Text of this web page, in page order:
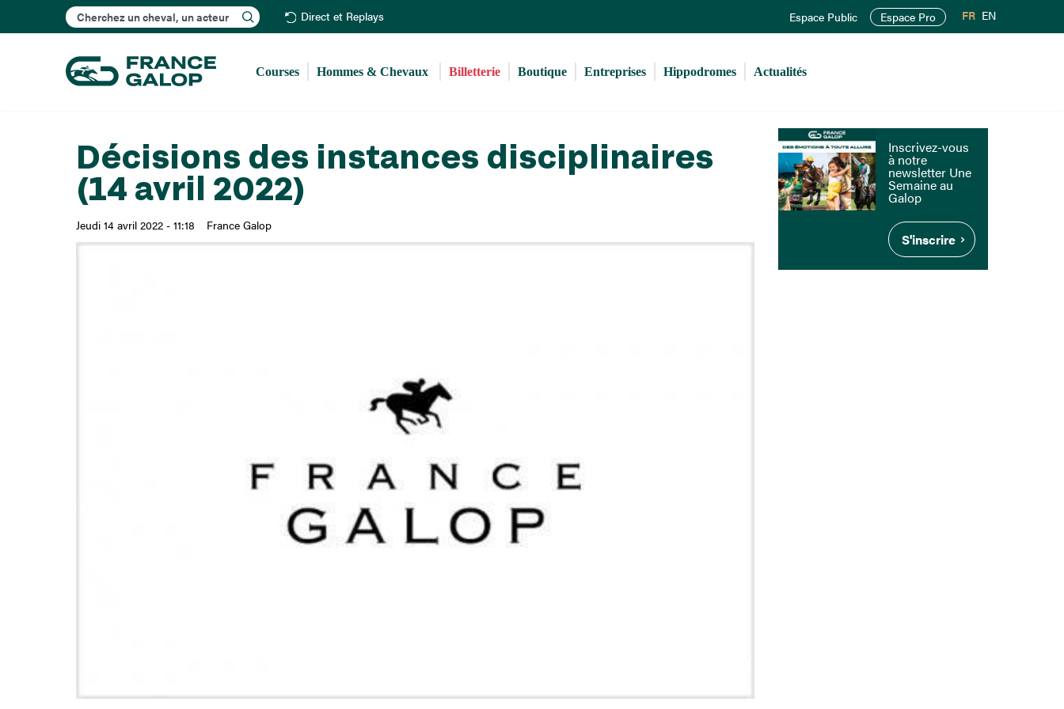
au
principal
Rechercher Direct et Replays Espace Public Espace Pro FR EN
Courses Hommes & Chevaux Billetterie Boutique Entreprises Hippodromes Actualités
Décisions des instances disciplinaires
(14 avril 2022)
Jeudi 14 avril 2022 - 11:18 France Galop
Inscrivez-vous
à notre
newsletter Une
Semaine au
Galop
S'inscrire